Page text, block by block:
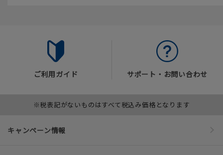
ご利用ガイド サポート・お問い合わせ
※税表記がないものはすべて税込み価格となります
キャンペーン情報